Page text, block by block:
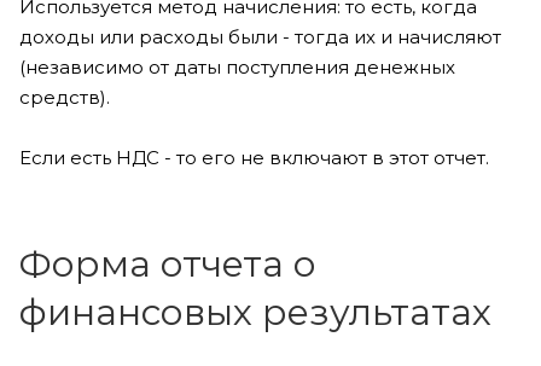
Используется метод начисления: то есть, когда
доходы или расходы были - тогда их и начисляют
(независимо от даты поступления денежных
средств).
Если есть НДС - то его не включают в этот отчет.
Форма отчета о
финансовых результатах